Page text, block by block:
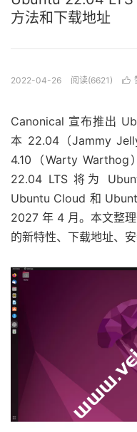
方法和下载地址
2022-04-26 阅读(6621) 
Canonical 宣布推出
本 22.04（Jammy
4.10（Warty
22.04 LTS 将为
Ubuntu Cloud 和
2027 年 4 月 。本文整
的新特性、下载地址、安